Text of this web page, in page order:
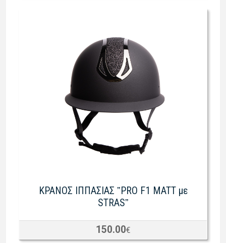
ΚΡΑΝΟΣ ΙΠΠΑΣΙΑΣ ˮPRO F1 MATT με
STRASˮ
150.00€